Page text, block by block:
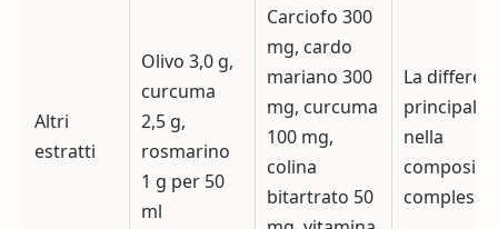
Altri
estratti
Olivo 3,0 g,
curcuma
2,5 g,
rosmarino
1 g per 50
ml
Carciofo 300
mg, cardo
mariano 300
mg, curcuma
100 mg,
colina
bitartrato 50
La
principale
nella